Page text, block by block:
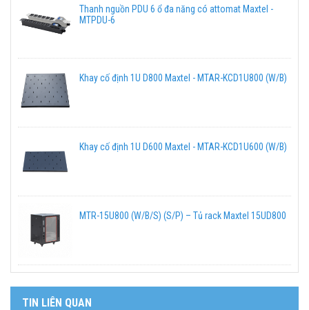
Thanh nguồn PDU 6 ổ đa năng có attomat Maxtel -
MTPDU-6
Khay cố định 1U D800 Maxtel - MTAR-KCD1U800 (W/B)
Khay cố định 1U D600 Maxtel - MTAR-KCD1U600 (W/B)
MTR-15U800 (W/B/S) (S/P) – Tủ rack Maxtel 15UD800
TIN LIÊN QUAN